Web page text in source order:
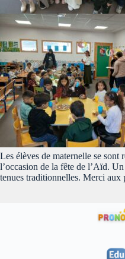
Les élèves de maternelle se sont
l’occasion de la fête de l’Aïd.
tenues traditionnelles. Merci aux